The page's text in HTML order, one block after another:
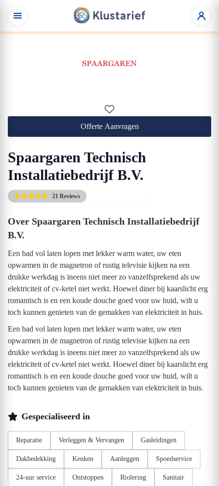
Offerte Aanvragen
Spaargaren Technisch
Installatiebedrijf B.V.
21 Reviews
Over Spaargaren Technisch Installatiebedrijf
B.V.
Een bad vol laten lopen met lekker warm water, uw eten
opwarmen in de magnetron of rustig televisie kijken na een
drukke werkdag is ineens niet meer zo vanzelfsprekend als uw
elektriciteit of cv-ketel niet werkt. Hoewel diner bij kaarslicht erg
romantisch is en een koude douche goed voor uw huid, wilt u
toch kunnen genieten van de gemakken van elektriciteit in huis.
Een bad vol laten lopen met lekker warm water, uw eten
opwarmen in de magnetron of rustig televisie kijken na een
drukke werkdag is ineens niet meer zo vanzelfsprekend als uw
elektriciteit of cv-ketel niet werkt. Hoewel diner bij kaarslicht erg
romantisch is en een koude douche goed voor uw huid, wilt u
toch kunnen genieten van de gemakken van elektriciteit in huis.
Gespecialiseerd in
Reparatie Verleggen & Vervangen Gasleidingen
Dakbedekking Keuken Aanleggen Spoedservice
24-uur service Ontstoppen Riolering Sanitair